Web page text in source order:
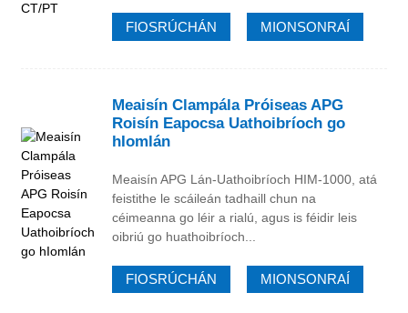
FIOSRÚCHÁN MIONSONRAÍ
Meaisín Clampála Próiseas APG
Roisín Eapocsa Uathoibríoch go
hIomlán
Meaisín APG Lán-Uathoibríoch HIM-1000, atá
feistithe le scáileán tadhaill chun na
céimeanna go léir a rialú, agus is féidir leis
oibriú go huathoibríoch...
FIOSRÚCHÁN MIONSONRAÍ